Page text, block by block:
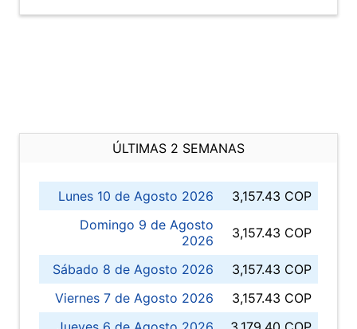
ÚLTIMAS 2 SEMANAS
Lunes 10 de Agosto 2026
3,157.43 COP
Domingo 9 de Agosto
2026
3,157.43 COP
Sábado 8 de Agosto 2026
3,157.43 COP
Viernes 7 de Agosto 2026
3,157.43 COP